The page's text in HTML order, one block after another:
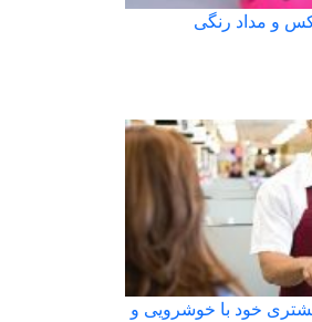
و مداد رنگی
خود با خوشرویی و